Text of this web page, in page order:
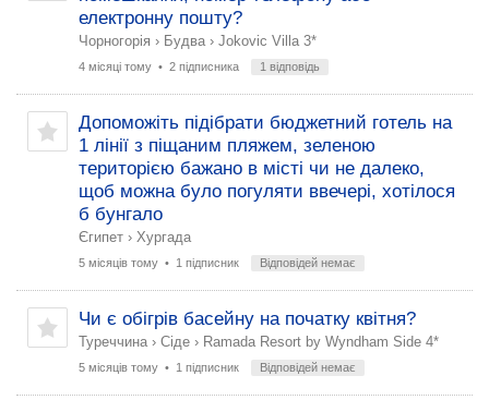
електронну пошту?
Чорногорія › Будва › Jokovic Villa 3*
4 місяці тому • 2 підписника 1 відповідь
Допоможіть підібрати бюджетний готель на
1 лінії з піщаним пляжем, зеленою
територією бажано в місті чи не далеко,
щоб можна було погуляти ввечері, хотілося
б бунгало
Єгипет › Хургада
5 місяців тому • 1 підписник Відповідей немає
Чи є обігрів басейну на початку квітня?
Туреччина › Сіде › Ramada Resort by Wyndham Side 4*
5 місяців тому • 1 підписник Відповідей немає